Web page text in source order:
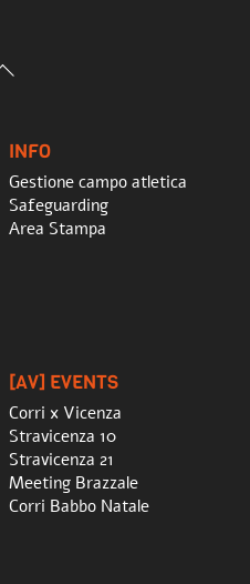
Back
INFO
Gestione campo atletica
Safeguarding
Area Stampa
[AV] EVENTS
Corri x Vicenza
Stravicenza 10
Stravicenza 21
Meeting Brazzale
Corri Babbo Natale